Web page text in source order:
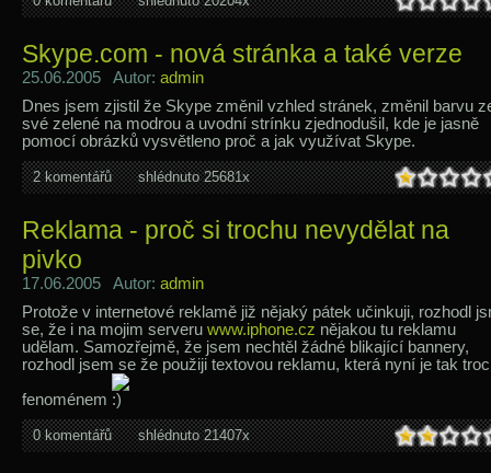
Skype.com - nová stránka a také verze
25.06.2005 Autor: admin
Dnes jsem zjistil že Skype změnil vzhled stránek, změnil barvu
své zelené na modrou a uvodní strínku zjednodušil, kde je jasně
pomocí obrázků vysvětleno proč a jak využívat Skype.
2 komentářů shlédnuto 25681x
Reklama - proč si trochu nevydělat na
pivko
17.06.2005 Autor: admin
Protože v internetové reklamě již nějaký pátek učinkuji, rozhodl
se, že i na mojim serveru www.iphone.cz nějakou tu reklamu
udělam. Samozřejmě, že jsem nechtěl žádné blikající bannery,
rozhodl jsem se že použiji textovou reklamu, která nyní je tak
fenoménem
0 komentářů shlédnuto 21407x